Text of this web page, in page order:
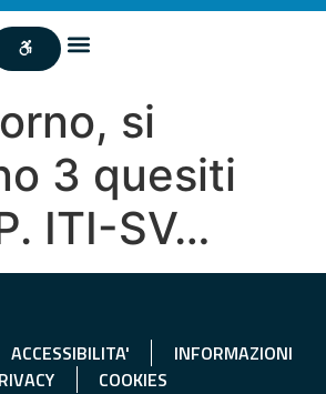
si
3 quesiti
ITI-SV…
ACCESSIBILITA'
INFORMAZIONI
COOKIES